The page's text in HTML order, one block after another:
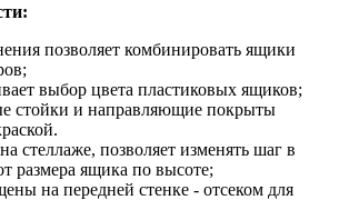
позволяет комбинировать ящики
выбор цвета пластиковых ящиков;
стойки и направляющие покрыты
стеллаже, позволяет изменять шаг в
размера ящика по высоте;
на передней стенке - отсеком для